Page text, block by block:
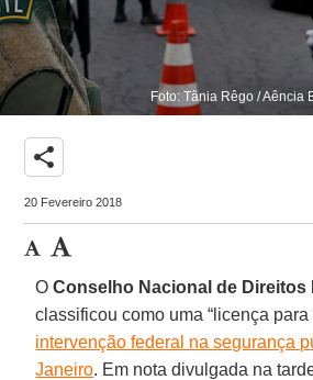
Foto: Tânia Rêgo / Aência
share
20 Fevereiro 2018
OConselho Nacional de Direitos
classificou como uma “licença para
intervenção federal na segurança
Janeiro. Em nota divulgada na